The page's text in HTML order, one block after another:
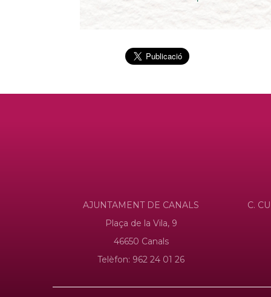
AJUNTAMENT DE CANALS
Plaça de la Vila, 9
46650 Canals
Telèfon: 962 24 01 26
C.